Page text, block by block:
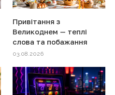
Привітання з
Великоднем — теплі
слова та побажання
03.08.2026